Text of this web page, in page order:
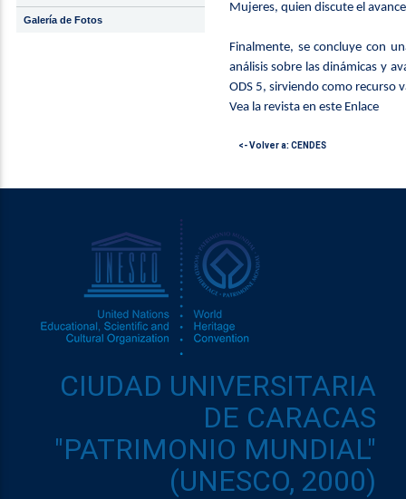
Galería de Fotos
Mujeres, quien discute el
Finalmente, se concluye con
análisis sobre las dinámicas y
ODS 5, sirviendo como recurso
Vea la revista en este Enlace
<- Volver a: CENDES
CIUDAD UNIVERSITARIA
DE CARACAS
"PATRIMONIO MUNDIAL"
(UNESCO, 2000)